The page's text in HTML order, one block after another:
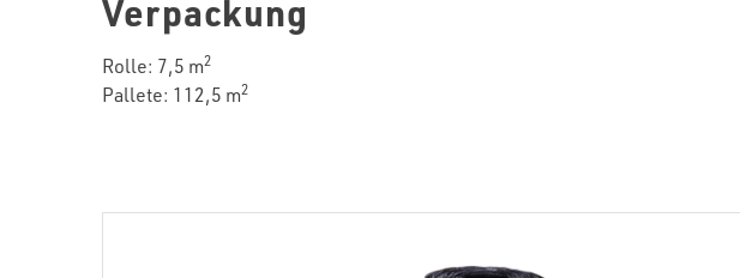
Verpackung
Rolle: 7,5 m2
Pallete: 112,5 m2